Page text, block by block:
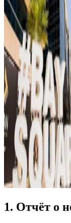
1. Отчёт о